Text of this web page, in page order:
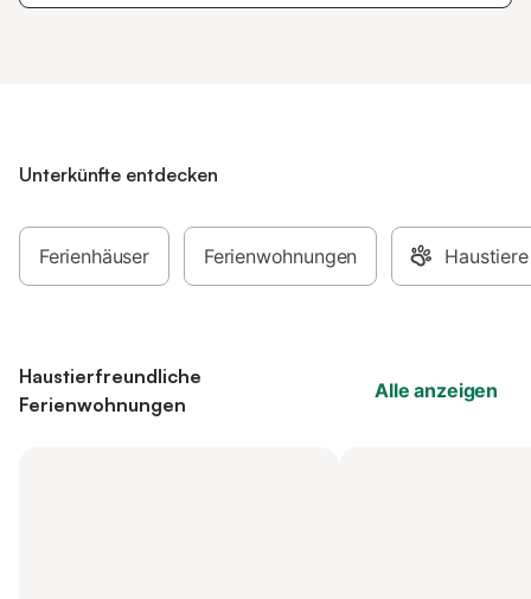
Unterkünfte entdecken
Ferienhäuser Ferienwohnungen
Haustierfreundliche
Ferienwohnungen
Alle anzeigen